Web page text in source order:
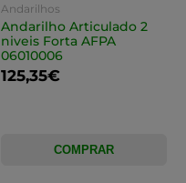
Andarilhos
Andarilho Articulado 2
niveis Forta AFPA
06010006
125,35€
COMPRAR